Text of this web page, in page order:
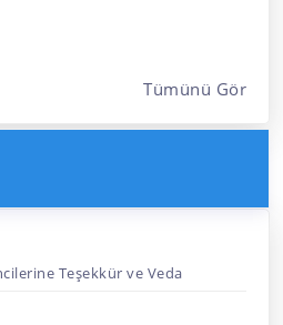
Tümünü Gör
Teşekkür ve Veda